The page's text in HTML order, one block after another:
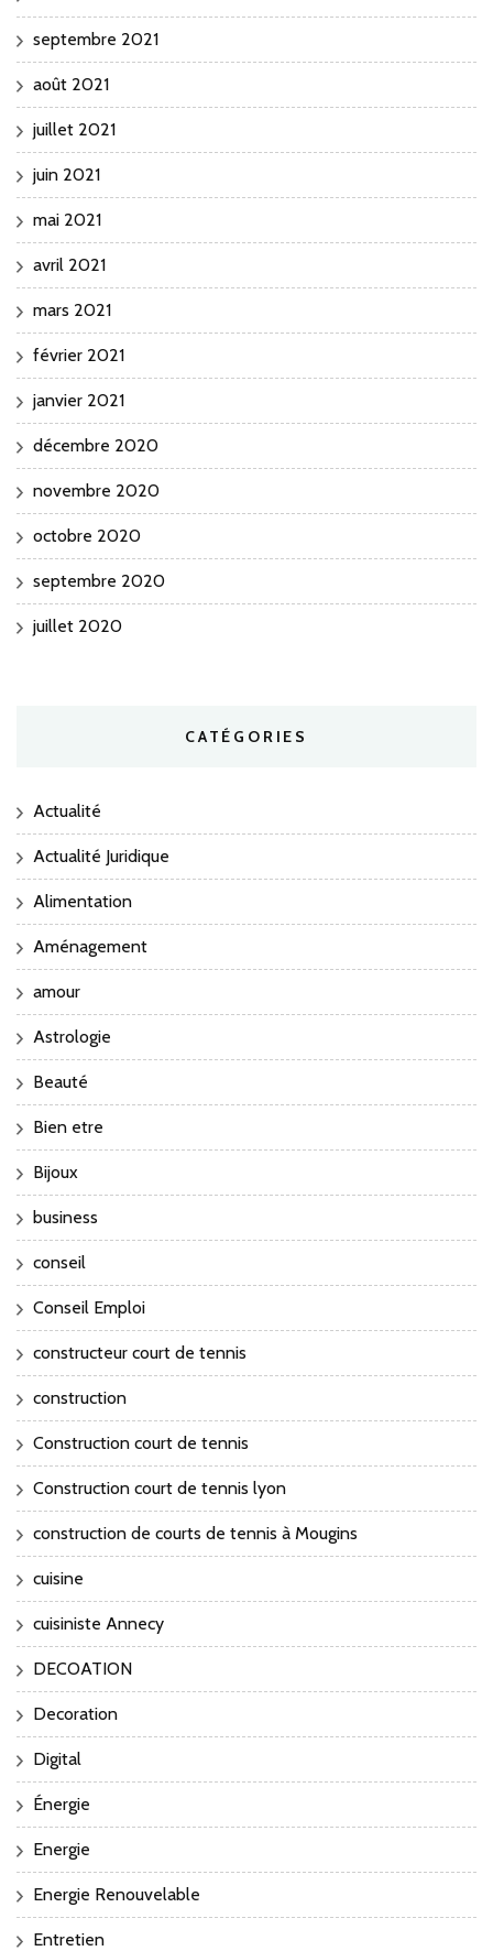
septembre 2021
août 2021
juillet 2021
juin 2021
mai 2021
avril 2021
mars 2021
février 2021
janvier 2021
décembre 2020
novembre 2020
octobre 2020
septembre 2020
juillet 2020
CATÉGORIES
Actualité
Actualité Juridique
Alimentation
Aménagement
amour
Astrologie
Beauté
Bien etre
Bijoux
business
conseil
Conseil Emploi
constructeur court de tennis
construction
Construction court de tennis
Construction court de tennis lyon
construction de courts de tennis à Mougins
cuisine
cuisiniste Annecy
DECOATION
Decoration
Digital
Énergie
Energie
Energie Renouvelable
Entretien